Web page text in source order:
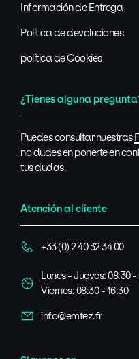
Información de Entrega
Política de devoluciones
política de Cookies
¿Tienes alguna
Puedes consultar nuestras
no dudes en ponerte en
tus dudas.
Atención al cliente
+33 (0) 2 40 32 34 00
Lunes - Jueves: 08:30 -
Viernes: 08:30 - 16:30
info@emtez.fr